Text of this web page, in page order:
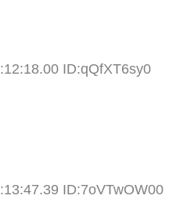
ID:qQfXT6sy0
ID:7oVTwOW00